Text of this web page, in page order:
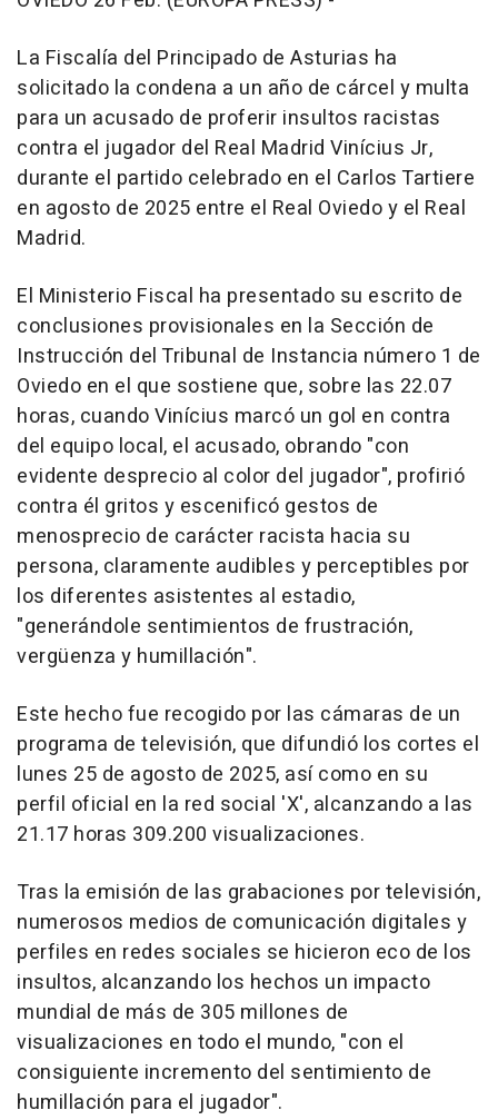
La Fiscalía del Principado de Asturias ha
solicitado la condena a un año de cárcel y multa
para un acusado de proferir insultos racistas
contra el jugador del Real Madrid Vinícius Jr,
durante el partido celebrado en el Carlos Tartiere
en agosto de 2025 entre el Real Oviedo y el Real
Madrid.
El Ministerio Fiscal ha presentado su escrito de
conclusiones provisionales en la Sección de
Instrucción del Tribunal de Instancia número 1 de
Oviedo en el que sostiene que, sobre las 22.07
horas, cuando Vinícius marcó un gol en contra
del equipo local, el acusado, obrando "con
evidente desprecio al color del jugador", profirió
contra él gritos y escenificó gestos de
menosprecio de carácter racista hacia su
persona, claramente audibles y perceptibles por
los diferentes asistentes al estadio,
"generándole sentimientos de frustración,
vergüenza y humillación".
Este hecho fue recogido por las cámaras de un
programa de televisión, que difundió los cortes el
lunes 25 de agosto de 2025, así como en su
perfil oficial en la red social 'X', alcanzando a las
21.17 horas 309.200 visualizaciones.
Tras la emisión de las grabaciones por televisión,
numerosos medios de comunicación digitales y
perfiles en redes sociales se hicieron eco de los
insultos, alcanzando los hechos un impacto
mundial de más de 305 millones de
visualizaciones en todo el mundo, "con el
consiguiente incremento del sentimiento de
humillación para el jugador".